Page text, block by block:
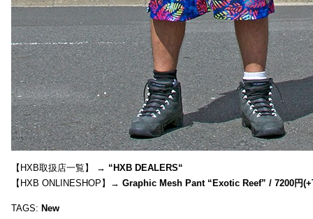
【HXB取扱店一覧】 → “HXB DEALERS“
【HXB ONLINESHOP】→ Graphic Mesh Pant “Exotic Reef” / 7200円
TAGS: New